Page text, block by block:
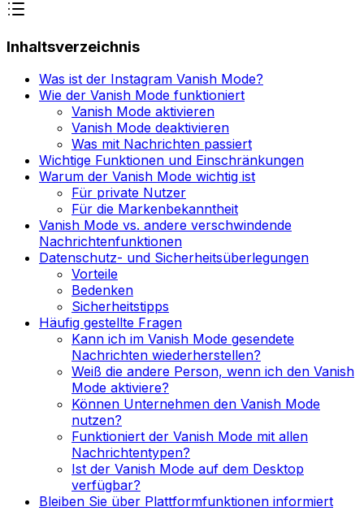
Inhaltsverzeichnis
Was ist der Instagram Vanish Mode?
Wie der Vanish Mode funktioniert
Vanish Mode aktivieren
Vanish Mode deaktivieren
Was mit Nachrichten passiert
Wichtige Funktionen und Einschränkungen
Warum der Vanish Mode wichtig ist
Für private Nutzer
Für die Markenbekanntheit
Vanish Mode vs. andere verschwindende
Nachrichtenfunktionen
Datenschutz- und Sicherheitsüberlegungen
Vorteile
Bedenken
Sicherheitstipps
Häufig gestellte Fragen
Kann ich im Vanish Mode gesendete
Nachrichten wiederherstellen?
Weiß die andere Person, wenn ich den Vanish
Mode aktiviere?
Können Unternehmen den Vanish Mode
nutzen?
Funktioniert der Vanish Mode mit allen
Nachrichtentypen?
Ist der Vanish Mode auf dem Desktop
verfügbar?
Bleiben Sie über Plattformfunktionen informiert